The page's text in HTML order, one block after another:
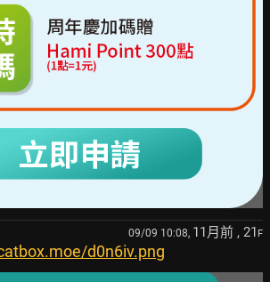
09/09 10:08, 11月前 , 21 F
d0n6iv.png